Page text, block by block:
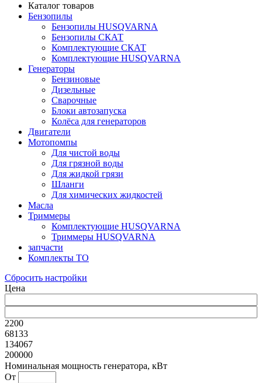
Каталог товаров
Бензопилы
Бензопилы HUSQVARNA
Бензопилы СКАТ
Комплектующие СКАТ
Комплектующие HUSQVARNA
Генераторы
Бензиновые
Дизельные
Сварочные
Блоки автозапуска
Колёса для генераторов
Двигатели
Мотопомпы
Для чистой воды
Для грязной воды
Для жидкой грязи
Шланги
Для химических жидкостей
Масла
Триммеры
Комплектующие HUSQVARNA
Триммеры HUSQVARNA
запчасти
Комплекты ТО
Сбросить настройки
Цена
2200
68133
134067
200000
Номинальная мощность генератора, кВт
От